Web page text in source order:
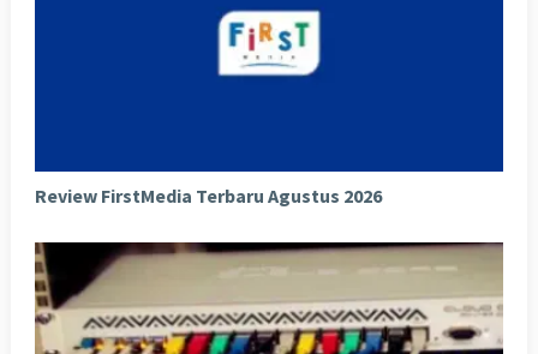
Review FirstMedia Terbaru Agustus 2026